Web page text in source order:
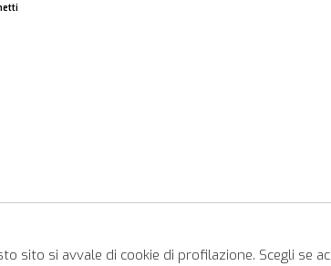
sito si avvale di cookie di profilazione. Scegli se